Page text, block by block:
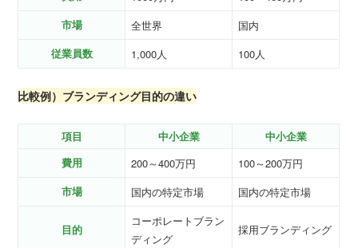
市場
全世界
国内
従業員数
1,000人 100人
比較例）ブランディング目的の違い
項目 中小企業
中小企業
費用
200～400万円
100～200万円
市場
国内の特定市場 国内の特定市場
目的
コーポレートブラン
ディング
採用ブランディング